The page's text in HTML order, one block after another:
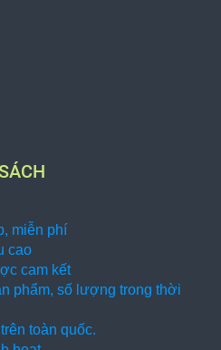
miễn phí
cao
cam kết
phẩm, số lượng trong thời
toàn quốc.